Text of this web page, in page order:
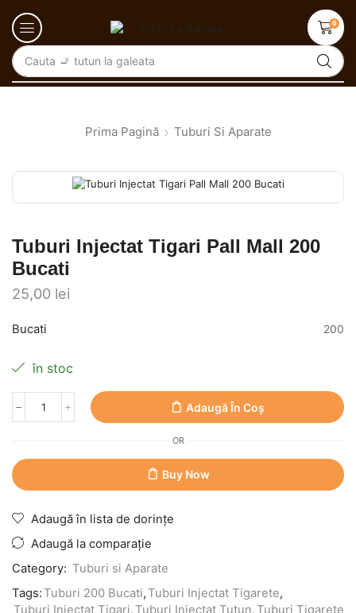
Cauta 🚬 tutun la galeata
0
Prima Pagină Tuburi Si Aparate
Tuburi Injectat Tigari Pall Mall 200
Bucati
25,00 lei
Bucati 200
în stoc
Adaugă În Coș
OR
Buy Now
Adaugă în lista de dorințe
Adaugă la comparație
Category: Tuburi si Aparate
Tags:Tuburi 200 Bucati,Tuburi Injectat Tigarete,
Tuburi Injectat Tigari,Tuburi Injectat Tutun,Tuburi Tigarete